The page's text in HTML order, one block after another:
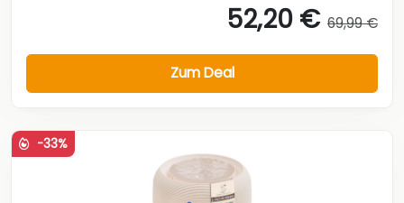
52,20 € 69,99 €
Zum Deal
-33%